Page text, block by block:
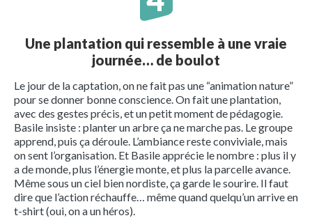
Une plantation qui ressemble à une vraie
journée… de boulot
Le jour de la captation, on ne fait pas une “animation nature”
pour se donner bonne conscience. On fait une plantation,
avec des gestes précis, et un petit moment de pédagogie.
Basile insiste : planter un arbre ça ne marche pas. Le groupe
apprend, puis ça déroule. L’ambiance reste conviviale, mais
on sent l’organisation. Et Basile apprécie le nombre : plus il y
a de monde, plus l’énergie monte, et plus la parcelle avance.
Même sous un ciel bien nordiste, ça garde le sourire. Il faut
dire que l’action réchauffe… même quand quelqu’un arrive en
t-shirt (oui, on a un héros).